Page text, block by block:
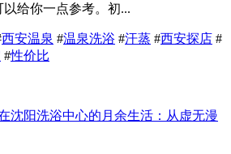
给你一点参考。初...
西安温泉 #温泉洗浴 #汗蒸 #西安探店 #
#性价比